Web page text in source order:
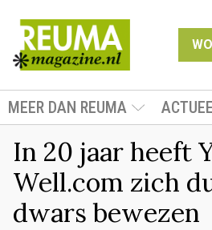
MEER DAN REUMA
In 20 jaar heeft
Well.com zich
dwars bewezen